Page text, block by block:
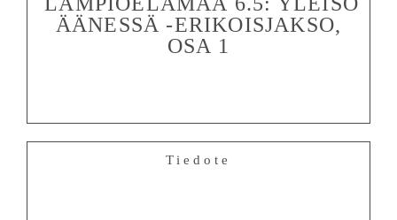
ÄÄNESSÄ -ERIKOISJAKSO,
OSA 1
Tiedote